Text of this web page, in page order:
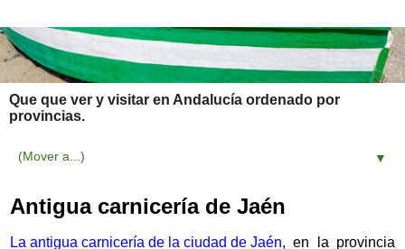
Que que ver y visitar en Andalucía ordenado por
provincias.
▼
Antigua carnicería de Jaén
La antigua carnicería de la ciudad de Jaén, en la provincia